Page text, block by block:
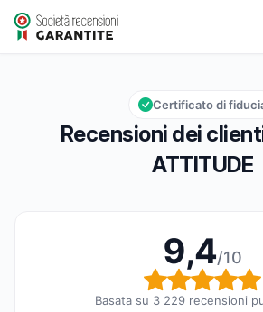
LOFT ATTITUDE
Valutazione globale: 9,4 su 10
9,4/10
Recensioni dei
ATTITUDE
Certificato di
9,4/10
Basata su 3 229 recensioni